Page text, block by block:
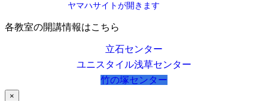
ヤマハサイトが開きます
各教室の開講情報はこちら
立石センター
ユニスタイル浅草センター
竹の塚センター
×